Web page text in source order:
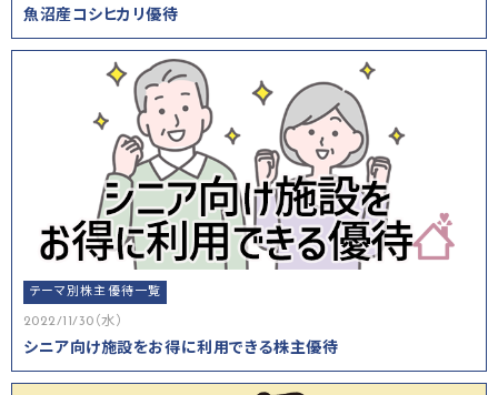
魚沼産コシヒカリ優待
テーマ別株主優待一覧
2022/11/30（水）
シニア向け施設をお得に利用できる株主優待